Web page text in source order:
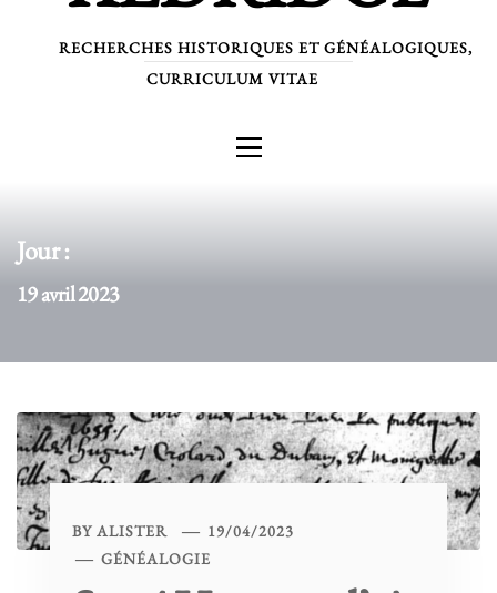
RECHERCHES HISTORIQUES ET GÉNÉALOGIQUES,
CURRICULUM VITAE
Menu
Jour :
19 avril 2023
BY ALISTER
19/04/2023
GÉNÉALOGIE